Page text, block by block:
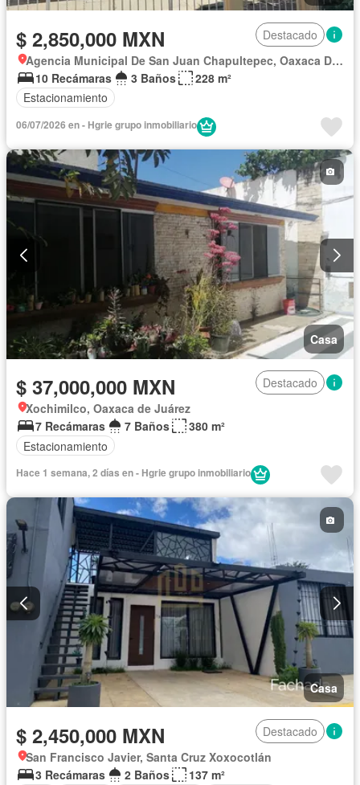
$ 2,850,000 MXN
Destacado
Agencia Municipal De San Juan Chapultepec, Oaxaca De Juárez
10 Recámaras
3 Baños
228 m²
Estacionamiento
06/07/2026 en - Hgrie grupo inmobiliario
Casa
$ 37,000,000 MXN
Destacado
Xochimilco, Oaxaca de Juárez
7 Recámaras
7 Baños
380 m²
Estacionamiento
Hace 1 semana, 2 días en - Hgrie grupo inmobiliario
Casa
$ 2,450,000 MXN
Destacado
San Francisco Javier, Santa Cruz Xoxocotlán
3 Recámaras
2 Baños
137 m²